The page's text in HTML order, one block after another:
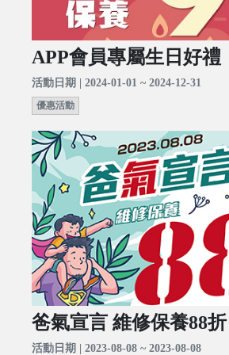
APP會員專屬生日好禮
活動日期 | 2024-01-01 ~ 2024-12-31
優惠活動
爸氣宣言 維修保養88折
活動日期 | 2023-08-08 ~ 2023-08-08